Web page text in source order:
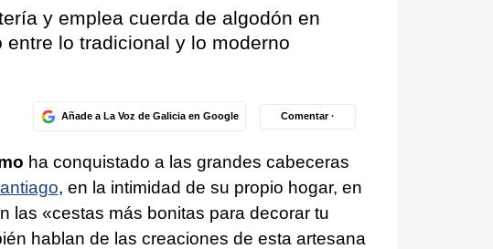
y emplea cuerda de algodón en
lo tradicional y lo moderno
Añade a La Voz de Galicia en Google Comentar ·
ha conquistado a las grandes cabeceras
, en la intimidad de su propio hogar, en
las «cestas más bonitas para decorar tu
hablan de las creaciones de esta artesana